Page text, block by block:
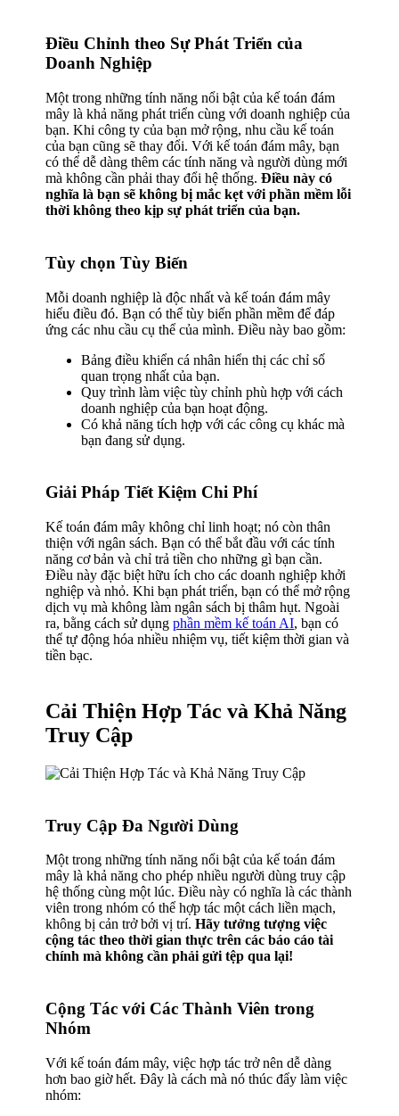
Điều Chỉnh theo Sự Phát Triển của
Doanh Nghiệp
Một trong những tính năng nổi bật của kế toán đám
mây là khả năng phát triển cùng với doanh nghiệp của
bạn. Khi công ty của bạn mở rộng, nhu cầu kế toán
của bạn cũng sẽ thay đổi. Với kế toán đám mây, bạn
có thể dễ dàng thêm các tính năng và người dùng mới
mà không cần phải thay đổi hệ thống.Điều này có
nghĩa là bạn sẽ không bị mắc kẹt với phần mềm lỗi
thời không theo kịp sự phát triển của bạn.
Tùy chọn Tùy Biến
Mỗi doanh nghiệp là độc nhất và kế toán đám mây
hiểu điều đó. Bạn có thể tùy biến phần mềm để đáp
ứng các nhu cầu cụ thể của mình. Điều này bao gồm:
Bảng điều khiển cá nhân hiển thị các chỉ số
quan trọng nhất của bạn.
Quy trình làm việc tùy chỉnh phù hợp với cách
doanh nghiệp của bạn hoạt động.
Có khả năng tích hợp với các công cụ khác mà
bạn đang sử dụng.
Giải Pháp Tiết Kiệm Chi Phí
Kế toán đám mây không chỉ linh hoạt; nó còn thân
thiện với ngân sách. Bạn có thể bắt đầu với các tính
năng cơ bản và chỉ trả tiền cho những gì bạn cần.
Điều này đặc biệt hữu ích cho các doanh nghiệp khởi
nghiệp và nhỏ. Khi bạn phát triển, bạn có thể mở rộng
dịch vụ mà không làm ngân sách bị thâm hụt. Ngoài
ra, bằng cách sử dụngphần mềm kế toán AI, bạn có
thể tự động hóa nhiều nhiệm vụ, tiết kiệm thời gian và
tiền bạc.
Cải Thiện Hợp Tác và Khả Năng
Truy Cập
Truy Cập Đa Người Dùng
Một trong những tính năng nổi bật của kế toán đám
mây là khả năng cho phép nhiều người dùng truy cập
hệ thống cùng một lúc. Điều này có nghĩa là các thành
viên trong nhóm có thể hợp tác một cách liền mạch,
không bị cản trở bởi vị trí.Hãy tưởng tượng việc
cộng tác theo thời gian thực trên các báo cáo tài
chính mà không cần phải gửi tệp qua lại!
Cộng Tác với Các Thành Viên trong
Nhóm
Với kế toán đám mây, việc hợp tác trở nên dễ dàng
hơn bao giờ hết. Đây là cách mà nó thúc đẩy làm việc
nhóm: